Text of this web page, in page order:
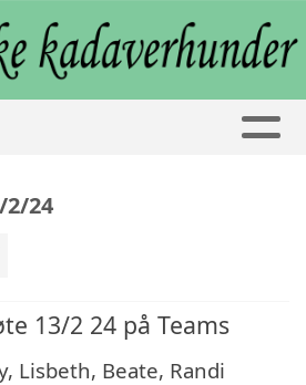
24
13/2 24 på Teams
Lisbeth, Beate, Randi